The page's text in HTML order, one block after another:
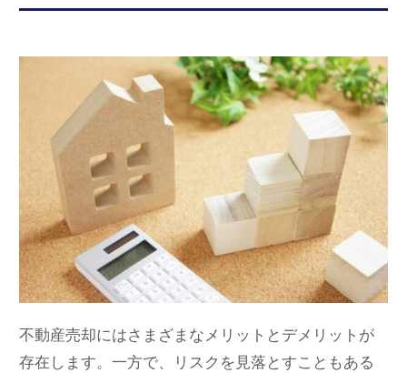
不動産売却にはさまざまなメリットとデメリットが
存在します。一方で、リスクを見落とすこともある